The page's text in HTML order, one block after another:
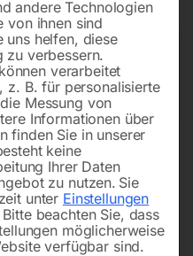
andere Technologien
von ihnen sind
uns helfen, diese
zu verbessern.
verarbeitet
z. B. für personalisierte
Messung von
Informationen über
finden Sie in unserer
keine
Ihrer Daten
zu nutzen. Sie
unter Einstellungen
Bitte beachten Sie, dass
möglicherweise
verfügbar sind.